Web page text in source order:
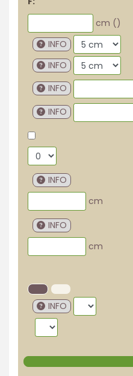
cm ()
INFO
INFO
INFO
INFO
INFO
cm
INFO
cm
INFO